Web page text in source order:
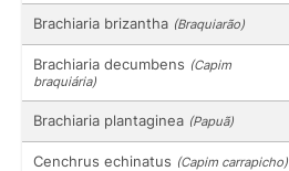
Brachiaria brizantha (Braquiarão)
Brachiaria decumbens (Capim
braquiária)
Brachiaria plantaginea (Papuã)
Cenchrus echinatus (Capim carrapicho)